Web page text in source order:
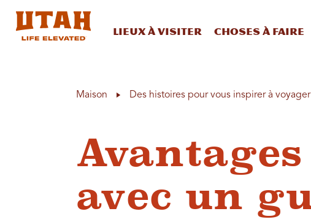
Lieux à visiter Choses à faire
Maison Des histoires pour vous inspirer à voyager
avec un